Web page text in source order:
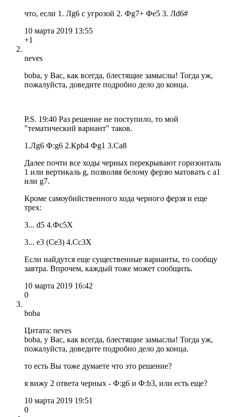
что, если 1. Лg6 с угрозой 2. Фg7+ Фe5 3. Лd6#
10 марта 2019 13:55
+1
neves
boba, у Вас, как всегда, блестящие замыслы! Тогда уж,
пожалуйста, доведите подробно дело до конца.
P.S. 19:40 Раз решение не поступило, то мой
"тематический вариант" таков.
1.Лg6 Ф:g6 2.Крb4 Фg1 3.Сa8
Далее почти все ходы черных перекрывают горизонталь
1 или вертикаль g, позволяя белому ферзю матовать с a1
или g7.
Кроме самоубийственного хода черного ферзя и еще
трех:
3... d5 4.Фc5X
3... e3 (Сe3) 4.Сc3X
Если найдутся еще существенные варианты, то сообщу
завтра. Впрочем, каждый тоже может сообщить.
10 марта 2019 16:42
0
boba
Цитата: neves
boba, у Вас, как всегда, блестящие замыслы! Тогда уж,
пожалуйста, доведите подробно дело до конца.
то есть Вы тоже думаете что это решение?
я вижу 2 ответа черных - Ф:g6 и Ф:b3, или есть еще?
10 марта 2019 19:51
0